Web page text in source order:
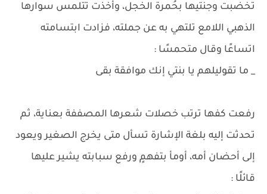
تخضبت وجنتيها بحُمرة الخجل، وأخذت تتلمس سوارها
الذهبي اللامع تلتهي به عن جملته، فزادت ابتسامته
اتساعًا وقال متحمسًا :
_ ما تقوليلهم يا بنتي إنك موافقة بقى
رفعت كفها ترتب خصلات شعرها المصففة بعناية، ثم
تحدثت إليه بلغة الإشارة تسأل متى يخرج الصغير ويعود
إلى أحضان أمه، أومأ بتفهمٍ ورفع سبابته يشير عليها
قائلًا :